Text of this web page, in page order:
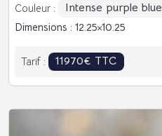
Couleur : Intense purple blue
Dimensions : 12.25 10.25
Tarif : 11970€ TTC